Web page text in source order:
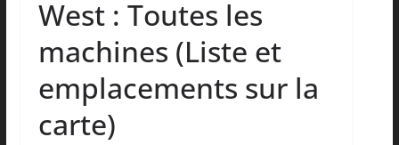
West : Toutes les
machines (Liste et
emplacements sur la
carte)